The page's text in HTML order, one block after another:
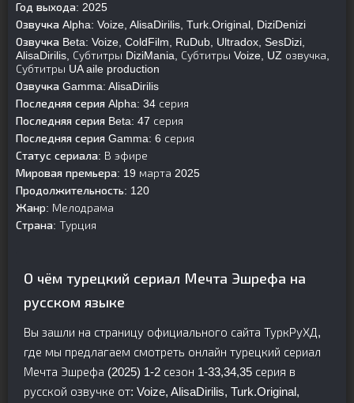
Год выхода: 2025
Озвучка Alpha: Voize, AlisaDirilis, Turk.Original, DiziDenizi
Озвучка Beta: Voize, ColdFilm, RuDub, Ultradox, SesDizi,
AlisaDirilis, Субтитры DiziMania, Субтитры Voize, UZ озвучка,
Субтитры UA aile production
Озвучка Gamma: AlisaDirilis
Последняя серия Alpha: 34 серия
Последняя серия Beta: 47 серия
Последняя серия Gamma: 6 серия
Статус сериала: В эфире
Мировая премьера: 19 марта 2025
Продолжительность: 120
Жанр: Мелодрама
Страна: Турция
О чём турецкий сериал Мечта Эшрефа на
русском языке
Вы зашли на страницу официального сайта ТуркРуХД,
где мы предлагаем смотреть онлайн турецкий сериал
Мечта Эшрефа (2025) 1-2 сезон 1-33,34,35 серия в
русской озвучке от: Voize, AlisaDirilis, Turk.Original,